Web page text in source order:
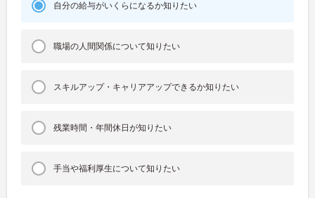
自分の給与がいくらになるか知りたい
職場の人間関係について知りたい
スキルアップ・キャリアアップできるか知りたい
残業時間・年間休日が知りたい
手当や福利厚生について知りたい